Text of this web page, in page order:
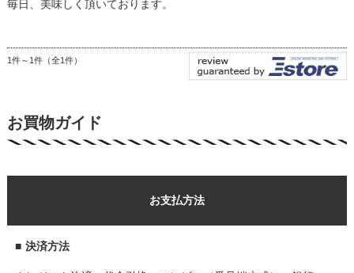
毎日、美味しく頂いております。
1件～1件（全1件）
お買物ガイド
お支払方法
■ 決済方法